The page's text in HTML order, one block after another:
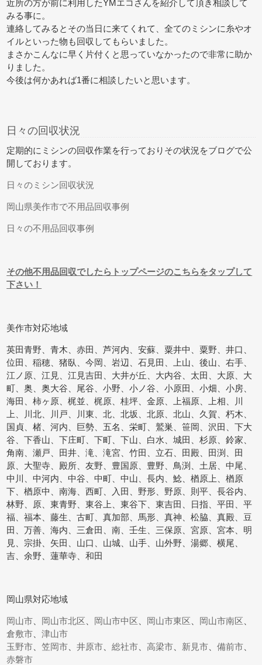
近所の方が前に利用したYMエコさんを紹介して頂き相談して
みる事に。
連絡してみるとその当日に来てくれて、全てのミシンに糸やオ
イルといった物も回収してもらいました。
まさかこんなに早く片付くと思っていなかったので非常に助か
りました。
今後は何かあれば1番に相談したいと思います。
日々の回収状況
定期的にミシンの回収作業を行っておりその状況をブログで公
開しております。
日々のミシン回収状況
岡山県美作市で不用品回収事例
日々の不用品回収事例
その他不用品回収でしたらトップページのこちらをタップして
下さい！
美作市対応地域
英田青野、青木、赤田、芦河内、安蘇、粟井中、粟野、井口、
位田、稲穂、猪臥、今岡、岩辺、石見田、上山、後山、右手、
江ノ原、江見、江見吉田、大井が丘、大内谷、太田、大原、大
町、奥、奥大谷、尾谷、小野、小ノ谷、小原田、小畑、小房、
海田、柿ヶ原、梶並、梶原、桂坪、金原、上福原、上相、川
上、川北、川戸、川東、北、北坂、北原、北山、久賀、朽木、
国貞、楮、河内、巨勢、五名、栄町、鷲巣、笹岡、沢田、下大
谷、下香山、下庄町、下町、下山、白水、城田、杉原、鈴家、
角南、瀬戸、田井、滝、滝宮、竹田、立石、田殿、田渕、田
原、大聖寺、殿所、友野、豊国原、豊野、鳥渕、土居、中尾、
中川、中河内、中谷、中町、中山、長内、鯰、楢原上、楢原
下、楢原中、南海、西町、入田、野形、野原、則平、長谷内、
林野、原、東青野、東谷上、東谷下、東吉田、日指、平田、平
福、福本、藤生、古町、真加部、馬形、真神、松脇、真殿、豆
田、万善、海内、三倉田、南、壬生、三保原、宮原、宮本、明
見、宗掛、矢田、山口、山城、山手、山外野、湯郷、横尾、
吉、余野、蓮華寺、和田
岡山県対応地域
岡山市 岡山市北区 岡山市中区 岡山市東区 岡山市南区
倉敷市 、津山市
玉野市 、笠岡市 、井原市 、総社市 、高梁市 新見市 、備前市
赤磐市